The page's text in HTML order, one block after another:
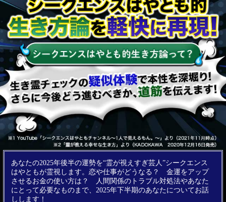
あなたの2025年後半の運勢を“霊が視えすぎ芸人”シークエンス
はやともが霊視します。恋や仕事がどうなる？ 金運をアップ
させるお金の使い方は？ 人間関係のトラブル対処法やあなた
にとって必要なものまで、2025年下半期のあなたについてお話
しします！